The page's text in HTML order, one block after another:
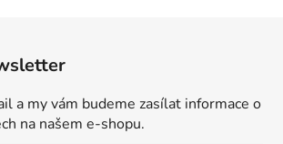
a my vám budeme zasílat informace o
na našem e-shopu.